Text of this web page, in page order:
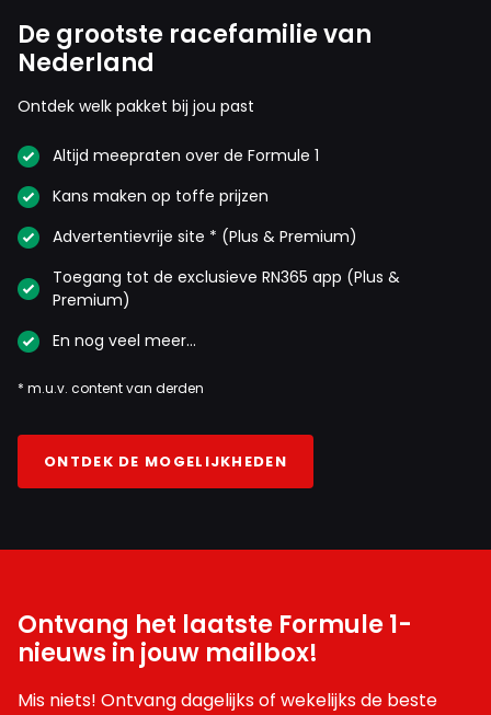
De grootste racefamilie van
Nederland
Ontdek welk pakket bij jou past
Altijd meepraten over de Formule 1
Kans maken op toffe prijzen
Advertentievrije site * (Plus & Premium)
Toegang tot de exclusieve RN365 app (Plus &
Premium)
En nog veel meer…
* m.u.v. content van derden
ONTDEK DE MOGELIJKHEDEN
Ontvang het laatste Formule 1-
nieuws in jouw mailbox!
Mis niets! Ontvang dagelijks of wekelijks de beste